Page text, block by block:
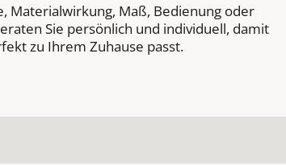
Materialwirkung, Maß, Bedienung oder
Sie persönlich und individuell, damit
zu Ihrem Zuhause passt.